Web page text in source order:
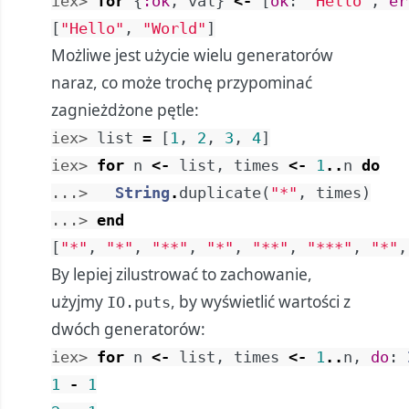
[ "Hello" , "World" ]
Możliwe jest użycie wielu generatorów
naraz, co może trochę przypominać
zagnieżdżone pętle:
iex> list = [ 1 , 2 , 3 , 4]
iex> for n <- list , times <- 1 .. n do
...>
String . duplicate( "*" , times )
...> end
[ "*" , "*" , "**" , "*" , "**" , "***" , "*" ,
By lepiej zilustrować to zachowanie,
użyjmy IO.puts, by wyświetlić wartości z
dwóch generatorów:
iex> for n <- list , times <- 1 .. n , do :
1
-
1